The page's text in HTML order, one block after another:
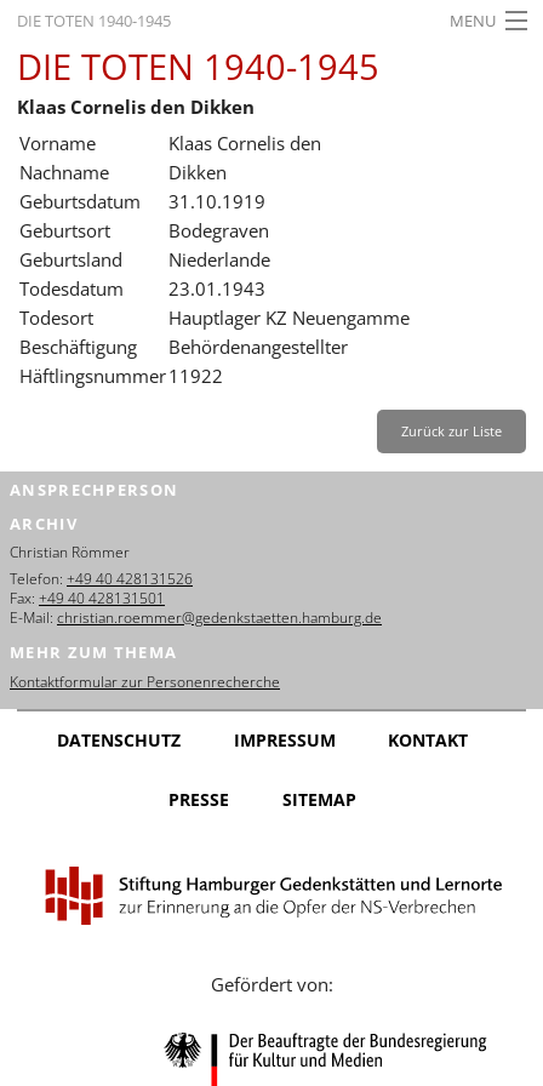
DIE TOTEN 1940-1945 MENU
STARTSEITE
AKTUELLES
AUSSTELLUNGEN
GESCHICHTE
BILDUNG
FORSCHUNG
SERVICE
Français
Dansk
Español
Nederlands
Português
Русский
Leichte Sprache
DIE TOTEN 1940-1945
Klaas Cornelis den Dikken
Vorname
Klaas Cornelis den
Nachname
Dikken
Geburtsdatum
31.10.1919
Geburtsort
Bodegraven
Geburtsland
Niederlande
Todesdatum
23.01.1943
Todesort
Hauptlager KZ Neuengamme
Beschäftigung
Behördenangestellter
Häftlingsnummer11922
Zurück zur Liste
ANSPRECHPERSON
ARCHIV
Christian Römmer
Telefon: +49 40 428131526
Fax: +49 40 428131501
E-Mail: christian.roemmer@gedenkstaetten.hamburg.de
MEHR ZUM THEMA
Kontaktformular zur Personenrecherche
DATENSCHUTZ IMPRESSUM KONTAKT
PRESSE SITEMAP
Gefördert von: